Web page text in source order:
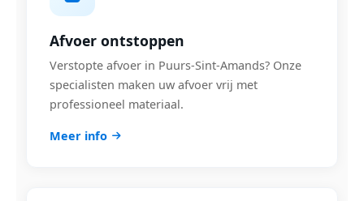
Afvoer ontstoppen
Verstopte afvoer in Puurs-Sint-Amands? Onze
specialisten maken uw afvoer vrij met
professioneel materiaal.
Meer info